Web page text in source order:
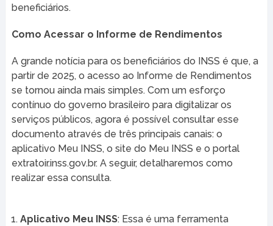
beneficiários.
Como Acessar o Informe de Rendimentos
A grande notícia para os beneficiários do INSS é que, a
partir de 2025, o acesso ao Informe de Rendimentos
se tornou ainda mais simples. Com um esforço
contínuo do governo brasileiro para digitalizar os
serviços públicos, agora é possível consultar esse
documento através de três principais canais: o
aplicativo Meu INSS, o site do Meu INSS e o portal
extratoir.inss.gov.br. A seguir, detalharemos como
realizar essa consulta.
Aplicativo Meu INSS: Essa é uma ferramenta